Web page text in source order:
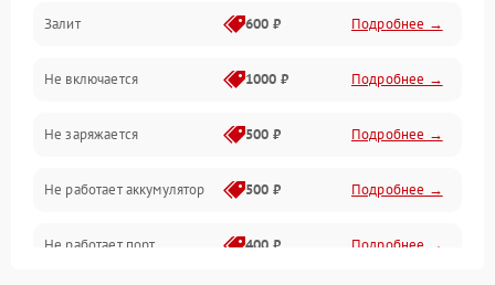
Питание и питание цепей
Проблемы с картами памяти
Объективы
Программные сбои
Коммуникации и интерфейсы
Залит 600 ₽ Подробнее →
Не включается 1000 ₽ Подробнее →
Не заряжается 500 ₽ Подробнее →
Не работает аккумулятор 500 ₽ Подробнее →
Не работает порт 400 ₽ Подробнее →